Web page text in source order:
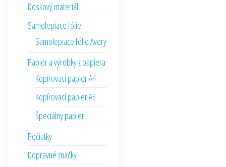
Doskový materiál
Samolepiace fólie
Samolepiace fólie Avery
Papier a výrobky z papiera
Kopírovací papier A4
Kopírovací papier A3
Špeciálny papier
Pečiatky
Dopravné značky